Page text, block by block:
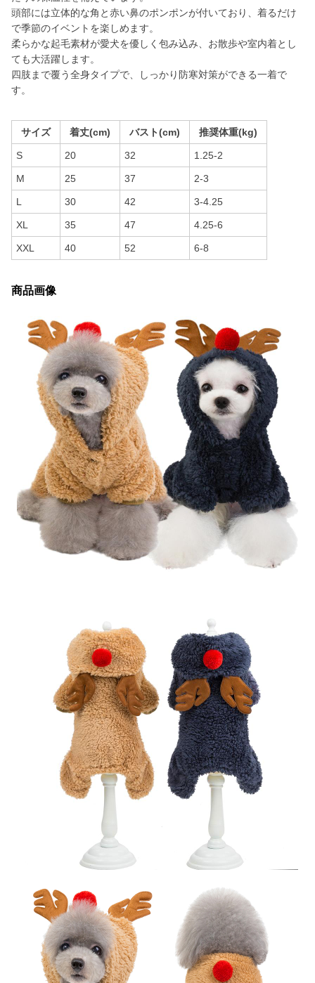
頭部には立体的な角と赤い鼻のポンポンが付いており、着るだけ
で季節のイベントを楽しめます。
柔らかな起毛素材が愛犬を優しく包み込み、お散歩や室内着とし
ても大活躍します。
四肢まで覆う全身タイプで、しっかり防寒対策ができる一着で
す。
サイズ 着丈(cm) バスト(cm) 推奨体重(kg)
S 20 32 1.25-2
M 25 37 2-3
L 30 42 3-4.25
XL 35 47 4.25-6
XXL 40 52 6-8
商品画像